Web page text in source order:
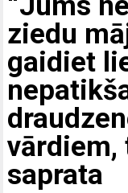
ziedu
gaidiet
vārdiem,
saprata